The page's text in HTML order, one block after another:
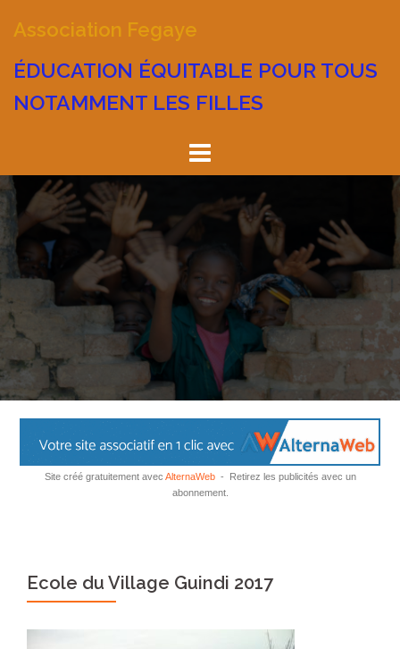
Association Fegaye
ÉDUCATION ÉQUITABLE POUR TOUS
NOTAMMENT LES FILLES
Site créé gratuitement avec AlternaWeb- Retirez les publicités avec un
abonnement.
Ecole du Village Guindi 2017